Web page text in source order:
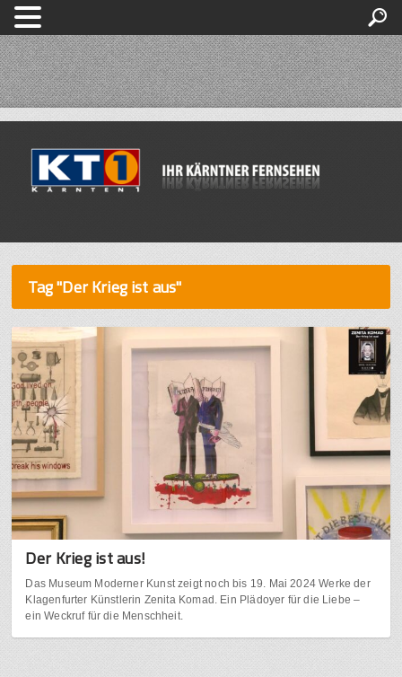
Tag "Der Krieg ist aus"
Der Krieg ist aus!
Das Museum Moderner Kunst zeigt noch bis 19. Mai 2024 Werke der
Klagenfurter Künstlerin Zenita Komad. Ein Plädoyer für die Liebe –
ein Weckruf für die Menschheit.